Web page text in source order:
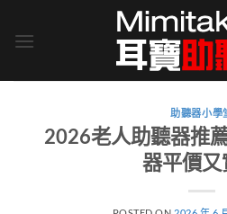
助聽器小學
2026老人助聽器推
器平價又